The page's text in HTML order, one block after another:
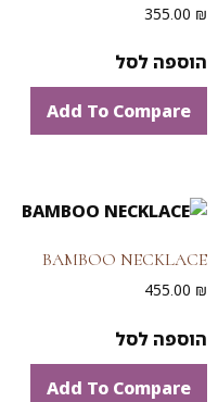
355.00 ₪
הוספה לסל
Add To Compare
BAMBOO NECKLACE
455.00 ₪
הוספה לסל
Add To Compare